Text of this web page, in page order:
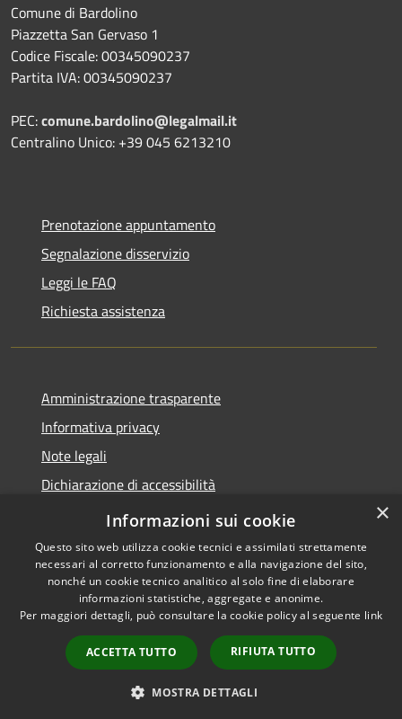
Comune di Bardolino
Piazzetta San Gervaso 1
Codice Fiscale: 00345090237
Partita IVA: 00345090237
PEC:comune.bardolino@legalmail.it
Centralino Unico: +39 045 6213210
Prenotazione appuntamento
Segnalazione disservizio
Leggi le FAQ
Richiesta assistenza
Amministrazione trasparente
Informativa privacy
Note legali
Dichiarazione di accessibilità
Link app municipium
Accessibilità
Copyright © 2026 • Comune di
Bardolino • Powered by
Municipium•
Accesso
redazione
×
Informazioni sui cookie
Questo sito web utilizza cookie tecnici e assimilati strettamente
necessari al corretto funzionamento e alla navigazione del sito,
nonché un cookie tecnico analitico al solo fine di elaborare
informazioni statistiche, aggregate e anonime.
Per maggiori dettagli, può consultare la cookie policy al seguente link
ACCETTA TUTTO RIFIUTA TUTTO
MOSTRA DETTAGLI